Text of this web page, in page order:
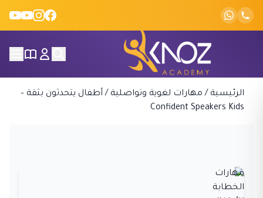
Skip to content
الرئيسية / مهارات لغوية وتواصلية /أطفال يتحدثون بثقة –
Confident Speakers Kids